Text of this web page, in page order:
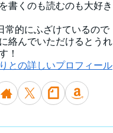
書くのも読むのも大好き
常的にふざけているので
絡んでいただけるとうれ
！
との詳しいプロフィール